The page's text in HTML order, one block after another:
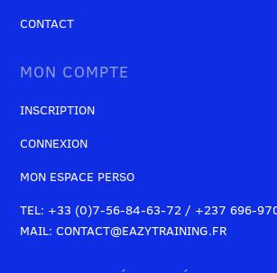
CONTACT
MON COMPTE
INSCRIPTION
CONNEXION
MON ESPACE PERSO
TEL: +33 (0)7-56-84-63-72 / +237 696-
MAIL: CONTACT@EAZYTRAINING.FR